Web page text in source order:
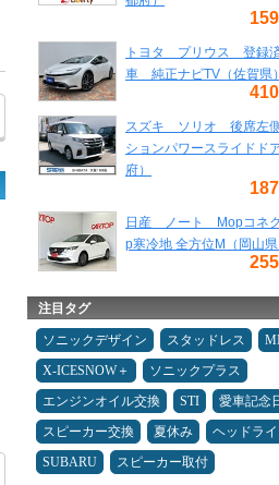
トヨタ プリウス 登録
車 純正ナビTV（佐賀県）
スズキ ソリオ 後席左
ションパワースライドド
府）
日産 ノート Mopコネ
p寒冷地 全方位M（岡山県
注目タグ
ソニックデザイン スタッドレス
X-ICESNOW＋
ソニックプラス
エンジンオイル交換
STI
愛車記念
スピーカー交換
夏休み
ヘッドライ
SUBARU
スピーカー取付